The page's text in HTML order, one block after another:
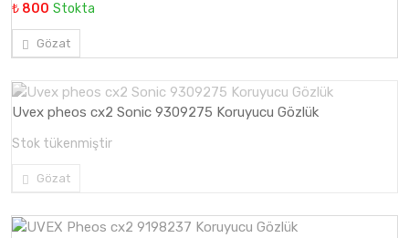
₺ 800 Stokta
Gözat
Uvex pheos cx2 Sonic 9309275 Koruyucu Gözlük
Stok tükenmiştir
Gözat